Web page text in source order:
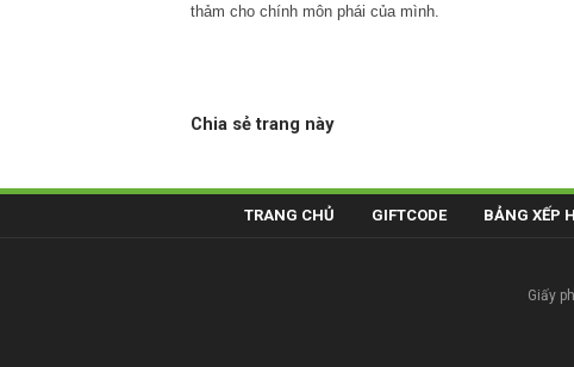
thảm cho chính môn phái của mình.
Chia sẻ trang này
TRANG CHỦ GIFTCODE BẢNG XẾP
Giấy